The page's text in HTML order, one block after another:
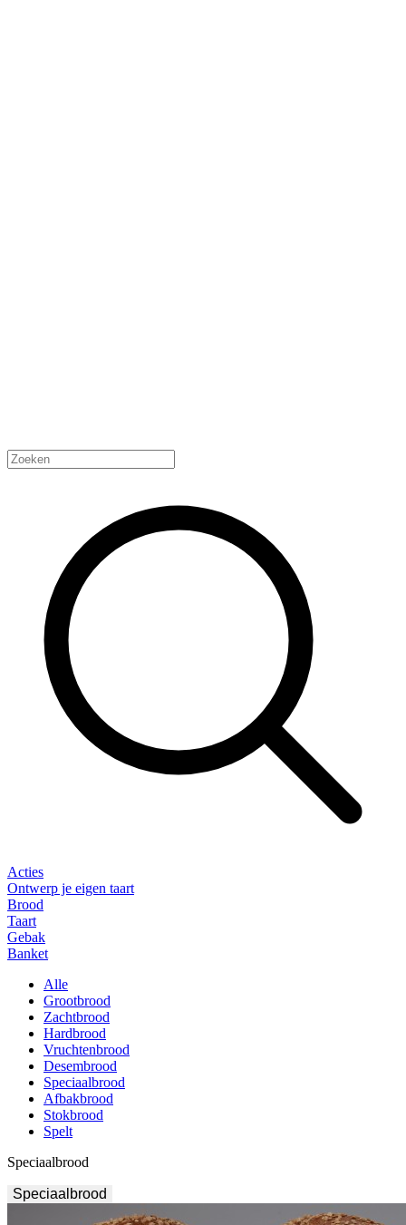
Acties
Ontwerp je eigen taart
Brood
Taart
Gebak
Banket
Alle
Grootbrood
Zachtbrood
Hardbrood
Vruchtenbrood
Desembrood
Speciaalbrood
Afbakbrood
Stokbrood
Spelt
Speciaalbrood
Speciaalbrood